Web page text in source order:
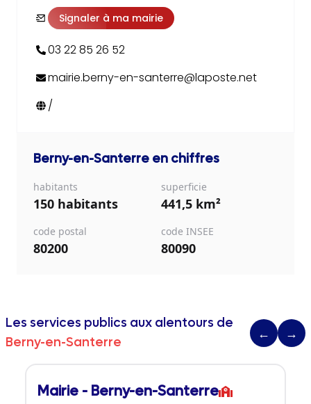
Signaler à ma mairie
03 22 85 26 52
mairie.berny-en-santerre@laposte.net
/
Berny-en-Santerre en chiffres
habitants
150 habitants
superficie
441,5 km²
code postal
80200
code INSEE
80090
Les services publics aux alentours de
Berny-en-Santerre
← →
Mairie - Berny-en-Santerre